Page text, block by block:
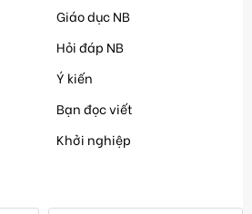
Giáo dục NB
Hỏi đáp NB
Ý kiến
Bạn đọc viết
Khởi nghiệp